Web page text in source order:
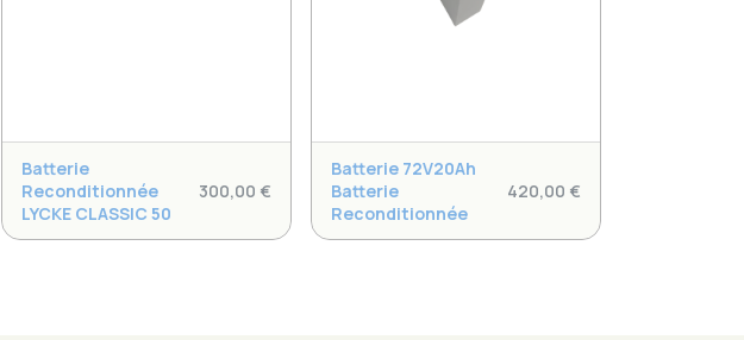
Batterie
Reconditionnée
LYCKE CLASSIC 50
300,00 €
Batterie 72V20Ah
Batterie
Reconditionnée
420,00 €